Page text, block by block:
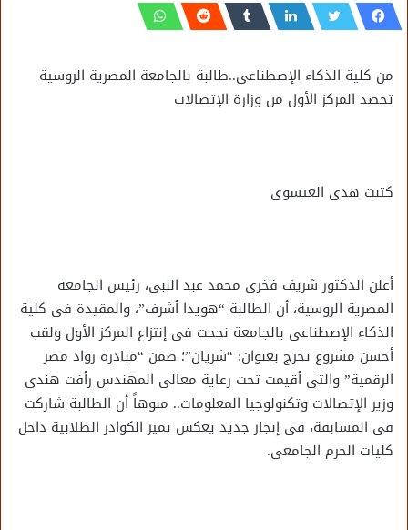
من كلية الذكاء الإصطناعى..طالبة بالجامعة المصرية الروسية
تحصد المركز الأول من وزارة الإتصالات
كتبت هدى العيسوى
أعلن الدكتور شريف فخرى محمد عبد النبى، رئيس الجامعة
المصرية الروسية، أن الطالبة “هويدا أشرف”، والمقيدة فى كلية
الذكاء الإصطناعى بالجامعة نجحت فى إنتزاع المركز الأول ولقب
أحسن مشروع تخرج بعنوان: “شريان”؛ ضمن “مبادرة رواد مصر
الرقمية” والتى أقيمت تحت رعاية معالى المهندس رأفت هندى
وزير الإتصالات وتكنولوجيا المعلومات.. منوهاً أن الطالبة شاركت
فى المسابقة، فى إنجاز جديد يعكس تميز الكوادر الطلابية داخل
كليات الحرم الجامعى.